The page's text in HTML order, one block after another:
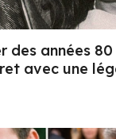
des années 80
avec une